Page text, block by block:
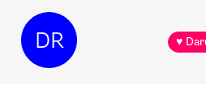
DR ♥